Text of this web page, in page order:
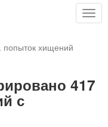
попыток хищений
417
с